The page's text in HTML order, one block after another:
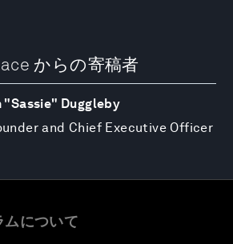
からの寄稿者
"Sassie" Duggleby
and Chief Executive Officer
について